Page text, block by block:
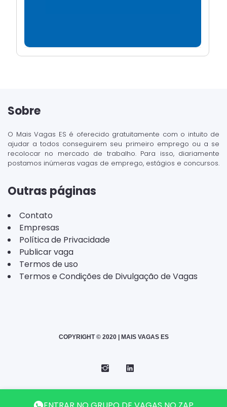
Sobre
O Mais Vagas ES é oferecido gratuitamente com o intuito de
ajudar a todos conseguirem seu primeiro emprego ou a se
recolocar no mercado de trabalho. Para isso, diariamente
postamos inúmeras vagas de emprego, estágios e concursos.
Outras páginas
Contato
Empresas
Política de Privacidade
Publicar vaga
Termos de uso
Termos e Condições de Divulgação de Vagas
COPYRIGHT © 2020 | MAIS VAGAS ES
Instagram
Telegram
LinkedIn